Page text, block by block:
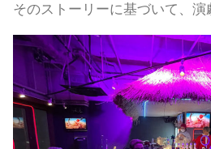
そのストーリーに基づいて、演